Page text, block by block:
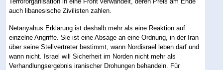
auch libanesische Zivilisten zahlen.
Netanyahus Erklärung ist deshalb mehr als eine Reaktion auf
einzelne Angriffe. Sie ist eine Absage an eine Ordnung, in der Iran
über seine Stellvertreter bestimmt, wann Nordisrael leben darf und
wann nicht. Israel will Sicherheit im Norden nicht mehr als
Verhandlungsergebnis iranischer Drohungen behandeln. Für